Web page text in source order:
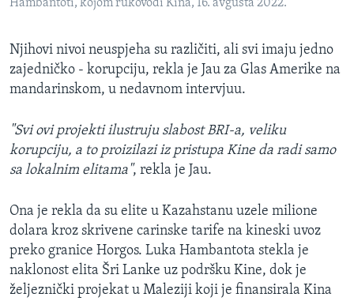
Hambantoti, kojom rukovodi Kina, 16. avgusta 2022.
Njihovi nivoi neuspjeha su različiti, ali svi imaju jedno
zajedničko - korupciju, rekla je Jau za Glas Amerike na
mandarinskom, u nedavnom intervjuu.
"Svi ovi projekti ilustruju slabost BRI-a, veliku
korupciju, a to proizilazi iz pristupa Kine da radi samo
sa lokalnim elitama", rekla je Jau.
Ona je rekla da su elite u Kazahstanu uzele milione
dolara kroz skrivene carinske tarife na kineski uvoz
preko granice Horgos. Luka Hambantota stekla je
naklonost elita Šri Lanke uz podršku Kine, dok je
željeznički projekat u Maleziji koji je finansirala Kina